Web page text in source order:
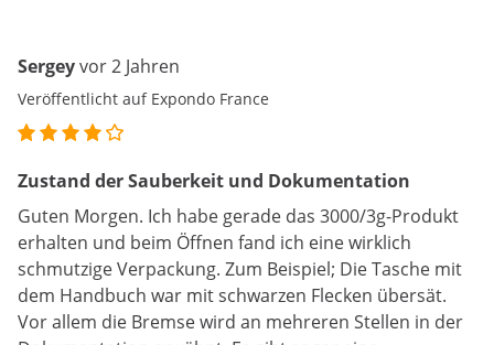
Sergeyvor 2 Jahren
Veröffentlicht auf Expondo France
Zustand der Sauberkeit und Dokumentation
Guten Morgen. Ich habe gerade das 3000/3g-Produkt
erhalten und beim Öffnen fand ich eine wirklich
schmutzige Verpackung. Zum Beispiel; Die Tasche mit
dem Handbuch war mit schwarzen Flecken übersät.
Vor allem die Bremse wird an mehreren Stellen in der